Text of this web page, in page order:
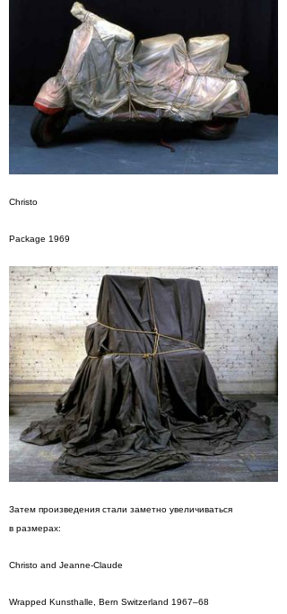
Christo
Package 1969
Затем произведения стали заметно увеличиваться
в размерах:
Christo and Jeanne-Claude
Wrapped Kunsthalle, Bern Switzerland 1967–68